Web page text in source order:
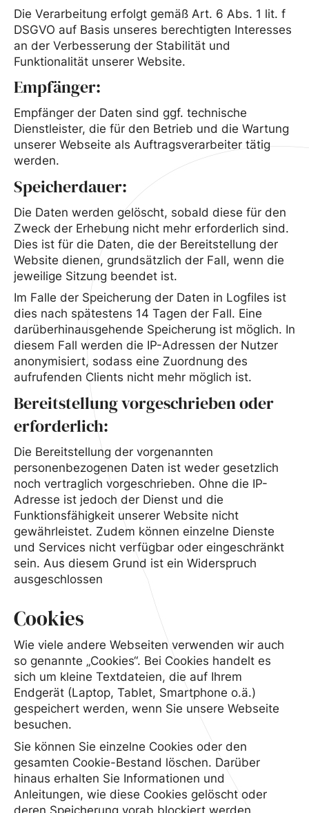
Die Verarbeitung erfolgt gemäß Art. 6 Abs. 1 lit. f
DSGVO auf Basis unseres berechtigten Interesses
an der Verbesserung der Stabilität und
Funktionalität unserer Website.
Empfänger:
Empfänger der Daten sind ggf. technische
Dienstleister, die für den Betrieb und die Wartung
unserer Webseite als Auftragsverarbeiter tätig
werden.
Speicherdauer:
Die Daten werden gelöscht, sobald diese für den
Zweck der Erhebung nicht mehr erforderlich sind.
Dies ist für die Daten, die der Bereitstellung der
Website dienen, grundsätzlich der Fall, wenn die
jeweilige Sitzung beendet ist.
Im Falle der Speicherung der Daten in Logfiles ist
dies nach spätestens 14 Tagen der Fall. Eine
darüberhinausgehende Speicherung ist möglich. In
diesem Fall werden die IP-Adressen der Nutzer
anonymisiert, sodass eine Zuordnung des
aufrufenden Clients nicht mehr möglich ist.
Bereitstellung vorgeschrieben oder
erforderlich:
Die Bereitstellung der vorgenannten
personenbezogenen Daten ist weder gesetzlich
noch vertraglich vorgeschrieben. Ohne die IP-
Adresse ist jedoch der Dienst und die
Funktionsfähigkeit unserer Website nicht
gewährleistet. Zudem können einzelne Dienste
und Services nicht verfügbar oder eingeschränkt
sein. Aus diesem Grund ist ein Widerspruch
ausgeschlossen
Cookies
Wie viele andere Webseiten verwenden wir auch
so genannte „Cookies“. Bei Cookies handelt es
sich um kleine Textdateien, die auf Ihrem
Endgerät (Laptop, Tablet, Smartphone o.ä.)
gespeichert werden, wenn Sie unsere Webseite
besuchen.
Sie können Sie einzelne Cookies oder den
gesamten Cookie-Bestand löschen. Darüber
hinaus erhalten Sie Informationen und
Anleitungen, wie diese Cookies gelöscht oder
deren Speicherung vorab blockiert werden